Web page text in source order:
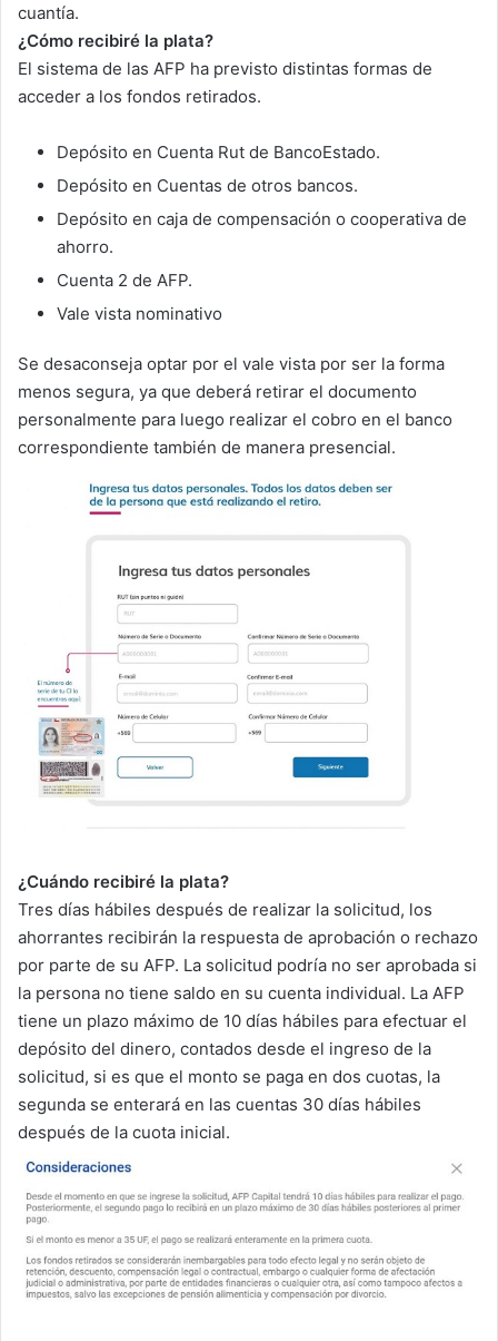
cuantía.
¿Cómo recibiré la plata?
El sistema de las AFP ha previsto distintas formas de
acceder a los fondos retirados.
Depósito en Cuenta Rut de BancoEstado.
Depósito en Cuentas de otros bancos.
Depósito en caja de compensación o cooperativa de
ahorro.
Cuenta 2 de AFP.
Vale vista nominativo
Se desaconseja optar por el vale vista por ser la forma
menos segura, ya que deberá retirar el documento
personalmente para luego realizar el cobro en el banco
correspondiente también de manera presencial.
¿Cuándo recibiré la plata?
Tres días hábiles después de realizar la solicitud, los
ahorrantes recibirán la respuesta de aprobación o rechazo
por parte de su AFP. La solicitud podría no ser aprobada si
la persona no tiene saldo en su cuenta individual. La AFP
tiene un plazo máximo de 10 días hábiles para efectuar el
depósito del dinero, contados desde el ingreso de la
solicitud, si es que el monto se paga en dos cuotas, la
segunda se enterará en las cuentas 30 días hábiles
después de la cuota inicial.